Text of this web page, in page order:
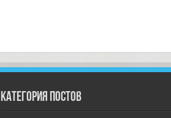
Категория постов